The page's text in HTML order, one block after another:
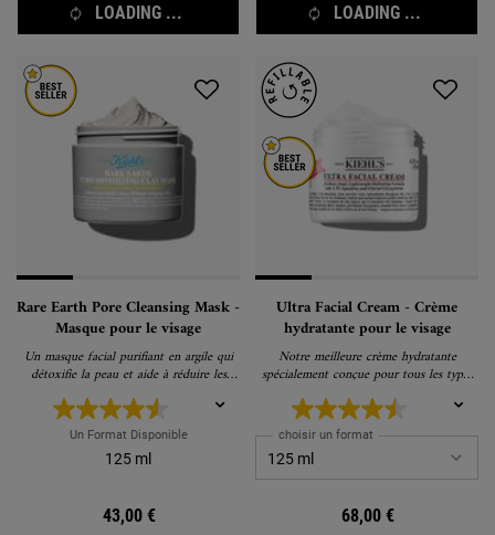
LOADING ... LOADING ...
Rare Earth Pore Cleansing Mask -
Masque pour le visage
Un masque facial purifiant en argile qui
détoxifie la peau et aide à réduire les
pores.
Un Format Disponible
125 ml
43,00 €
Ultra Facial Cream - Crème
hydratante pour le visage
Notre meilleure crème hydratante
spécialement conçue pour tous les types
de peau.
choisir un format
68,00 €